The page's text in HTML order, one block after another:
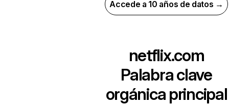
Accede a 10 años de datos →
netflix.com
Palabra clave
orgánica principal